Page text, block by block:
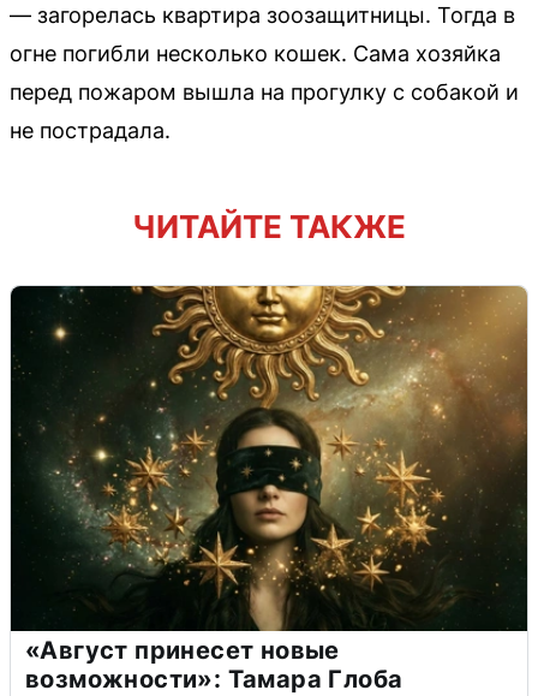
— загорелась квартира зоозащитницы. Тогда в
огне погибли несколько кошек. Сама хозяйка
перед пожаром вышла на прогулку с собакой и
не пострадала.
ЧИТАЙТЕ ТАКЖЕ
«Август принесет новые
возможности»: Тамара Глоба